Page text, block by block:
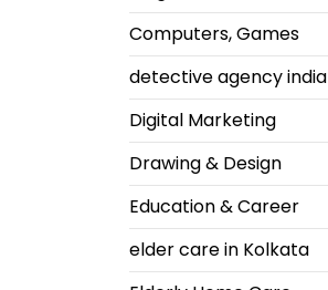
Computers, Games
detective agency india
Digital Marketing
Drawing & Design
Education & Career
elder care in Kolkata